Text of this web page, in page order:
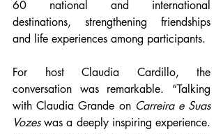
60 national and international
destinations, strengthening friendships
and life experiences among participants.
For host Claudia Cardillo, the
conversation was remarkable. “Talking
with Claudia Grande on Carreira e Suas
Vozes was a deeply inspiring experience.